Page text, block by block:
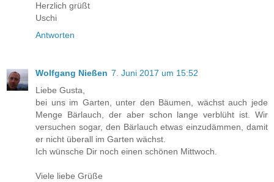
Herzlich grüßt
Uschi
Antworten
Wolfgang Nießen 7. Juni 2017 um 15:52
Liebe Gusta,
bei uns im Garten, unter den Bäumen, wächst auch jede
Menge Bärlauch, der aber schon lange verblüht ist. Wir
versuchen sogar, den Bärlauch etwas einzudämmen, damit
er nicht überall im Garten wächst.
Ich wünsche Dir noch einen schönen Mittwoch.
Viele liebe Grüße